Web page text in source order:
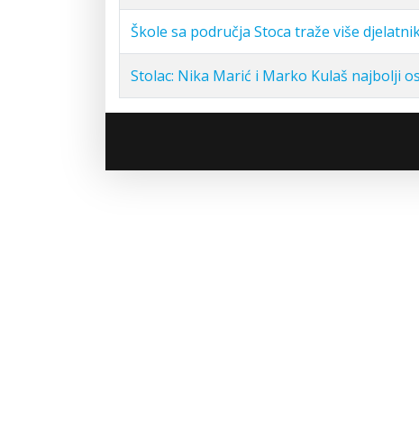
Škole sa područja Stoca traže više
Stolac: Nika Marić i Marko Kulaš najbolji